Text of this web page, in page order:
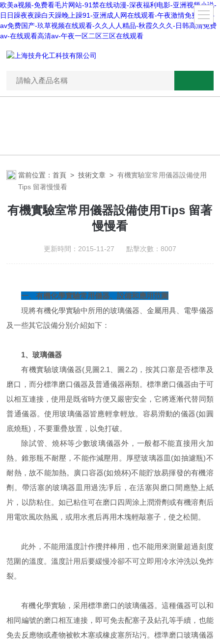
欧美a视频-免费看毛片网站-91禁在线动漫-深夜福利电影-亚洲视频小说-
日日躁夜夜躁白天躁晚上躁91-亚洲成人网在线观看-午夜激情免费视频-
av免费国产-玖草视频在线观看-久久人人精品-秋霞久久久-日韩高清免费
av-在线观看高清av-午夜一区二区三区在线观看
當前位置：首頁 >技術文章 >有機實驗室常用儀器設備使用
Tips 留著慢慢看
有機實驗室常用儀器設備使用Tips 留著
慢慢看
更新時間：2015-11-27 點擊次數：8007
一、有機化學實驗常用儀器、設備和應用范圍
現將有機化學實驗中所用的玻璃儀器、金屬用具、電學儀器
及一些其它設備分別介紹如下：
1、玻璃儀器
有機實驗玻璃儀器(見圖2.1、圖2.2)，按其口塞是否標準及
磨口，而分標準磨口儀器及普通儀器兩類。標準磨口儀器由于可
以相互連接，使用是既省時方便又嚴密安全，它將逐漸代替同類
普通儀器。使用玻璃儀器皆應輕拿輕放。容易滑動的儀器(如圓
底燒瓶)，不要重疊放置，以免打破。
除試管、燒杯等少數玻璃儀器外，一般都不能直接用火加
熱。錐形瓶不耐壓，不能作減壓用。厚壁玻璃器皿(如抽濾瓶)不
耐熱，故不能加熱。廣口容器(如燒杯)不能貯放易揮發的有機溶
劑。帶活塞的玻璃器皿用過洗凈后，在活塞與磨口間應墊上紙
片，以防粘住。如已粘住可在磨口四周涂上潤滑劑或有機溶劑后
用電吹風吹熱風，或用水煮后再用木塊輕敲塞子，使之松開。
此外，不能用溫度計作攪拌棒用，也不能用來測量超過刻度
范圍的溫度。溫度計用后要緩慢冷卻不可立即用冷水沖洗以免炸
裂。
有機化學實驗，采用標準磨口的玻璃儀器。這種儀器可以和
相同編號的磨口相互連接，即可免去配塞子及鉆孔等手續，也能
免去反應物或產物被軟木塞或橡皮塞所玷污。標準磨口玻璃儀器